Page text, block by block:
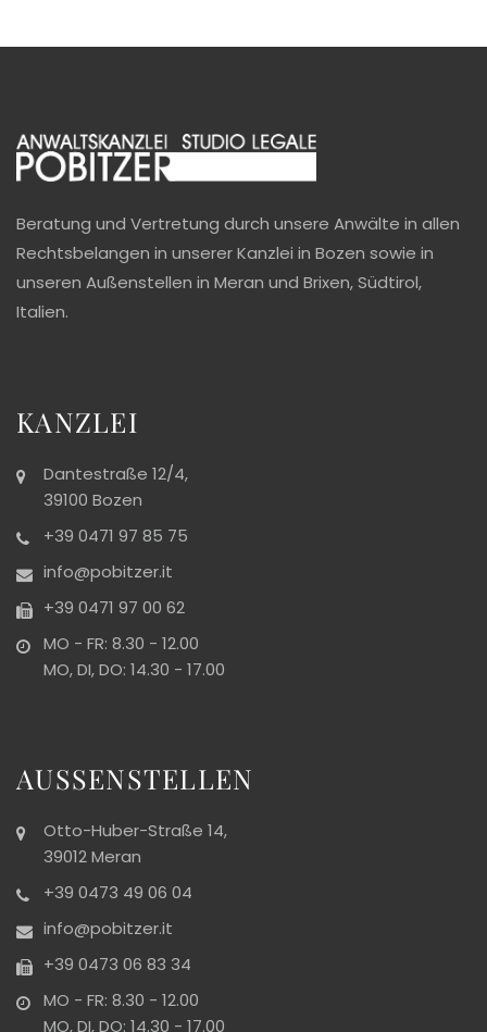
Beratung und Vertretung durch unsere Anwälte in allen
Rechtsbelangen in unserer Kanzlei in Bozen sowie in
unseren Außenstellen in Meran und Brixen, Südtirol,
Italien.
KANZLEI
Dantestraße 12/4,
39100 Bozen
+39 0471 97 85 75
info@pobitzer.it
+39 0471 97 00 62
MO - FR: 8.30 - 12.00
MO, DI, DO: 14.30 - 17.00
AUSSENSTELLEN
Otto-Huber-Straße 14,
39012 Meran
+39 0473 49 06 04
info@pobitzer.it
+39 0473 06 83 34
MO - FR: 8.30 - 12.00
MO, DI, DO: 14.30 - 17.00